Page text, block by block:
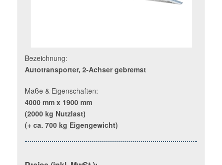
Bezeichnung:
Autotransporter, 2-Achser gebremst
Maße & Eigenschaften:
4000 mm x 1900 mm
(2000 kg Nutzlast)
(+ ca. 700 kg Eigengewicht)